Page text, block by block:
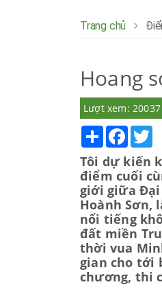
Trang chủ
Hoang
Lượt xem: 20037
Share
Tôi dự kiến
điểm cuối
giới giữa Đại
Hoành Sơn,
nổi tiếng
đất miền
thời vua
gian cho tới
chương, thi